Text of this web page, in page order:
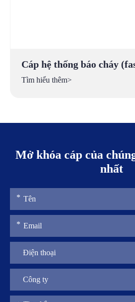
Cáp hệ thống báo cháy
Tìm hiểu thêm>
Mở khóa cáp của
nhất